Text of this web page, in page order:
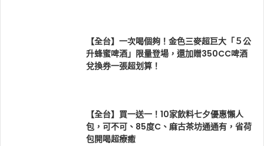
【全台】一次喝個夠！金色三麥超巨大「５公
升蜂蜜啤酒」限量登場，還加贈350CC啤酒
兌換券一張超划算！
【全台】買一送一！10家飲料七夕優惠懶人
包，可不可、85度C、麻古茶坊通通有，省荷
包開喝超療癒